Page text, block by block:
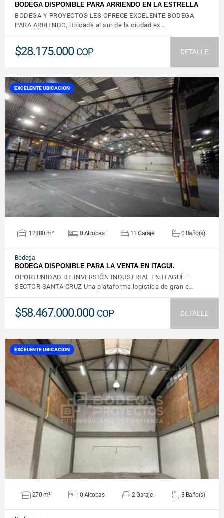
BODEGA DISPONIBLE PARA ARRIENDO EN LA ESTRELLA
BODEGA Y PROYECTOS LES OFRECE EXCELENTE BODEGA
PARA ARRIENDO, Ubicada al sur de la ciudad ex…
$28.175.000 COP DETALLE
EXCELENTE UBICACION
VER DETALLES
12880 m² 0 Alcobas 11 Garaje 0 Baño(s)
Bodega
BODEGA DISPONIBLE PARA LA VENTA EN ITAGUI.
OPORTUNIDAD DE INVERSIÓN INDUSTRIAL EN ITAGÜÍ –
SECTOR SANTA CRUZ Una plataforma logística de gran e…
$58.467.000.000 COP DETALLE
EXCELENTE UBICACION
VER DETALLES
270 m² 0 Alcobas 2 Garaje 3 Baño(s)